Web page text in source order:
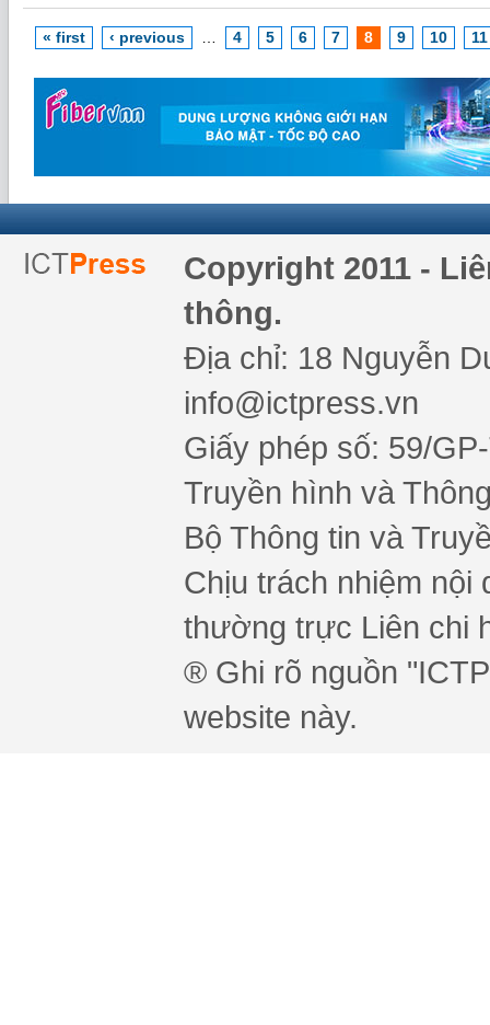
« first ‹ previous 4 5 6 7 8 9 10 11
Copyright 2011 -
thông.
Địa chỉ: 18 Nguyễn
info@ictpress.vn
Giấy phép số: 59/
Truyền hình và
Bộ Thông tin và
Chịu trách nhiệm nội
thường trực Liên chi
® Ghi rõ nguồn
website này.